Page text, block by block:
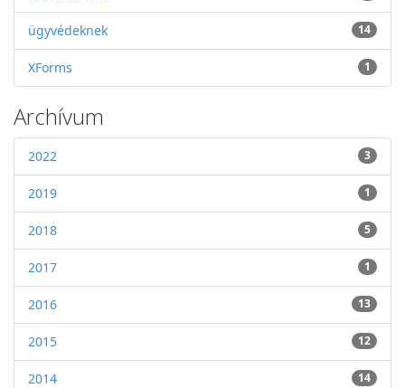
ügyvédeknek 14
XForms 1
Archívum
2022 3
2019 1
2018 5
2017 1
2016 13
2015 12
2014 14